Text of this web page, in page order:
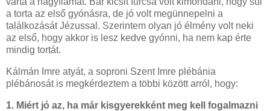
a torta az első gyónásra, de jó volt megünnepelni a
találkozását Jézussal. Szerintem olyan jó élmény volt neki
az első, hogy akkor is lesz kedve gyónni, ha nem kap érte
mindig tortát.
Kálmán Imre atyát, a soproni Szent Imre plébánia
plébánosát is megkérdeztem a többi között arról, hogy:
1. Miért jó az, ha már kisgyerekként meg kell fogalmazni